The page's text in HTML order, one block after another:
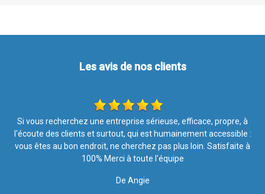
Les avis de nos clients
Les travaux ont été effectués avec soin et rapidité. Merci pour
votre intervention, le résultat est top ????. Je recommande l
entreprise à 100%